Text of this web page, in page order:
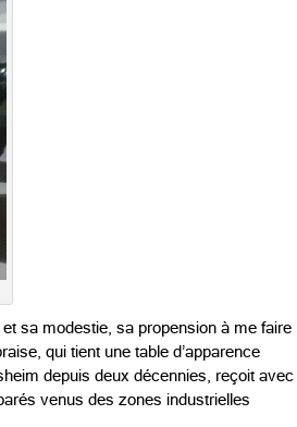
sa modestie, sa propension à me faire
qui tient une table d’apparence
depuis deux décennies, reçoit avec
venus des zones industrielles